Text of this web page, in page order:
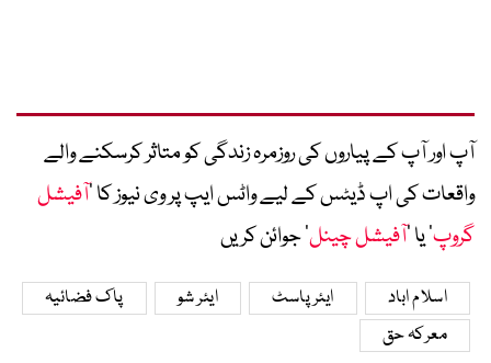
آپ اور آپ کے پیاروں کی روزمرہ زندگی کو متاثر کرسکنے والے
واقعات کی اپ ڈیٹس کے لیے واٹس ایپ پر وی نیوز کا ’آفیشل
گروپ‘ یا ’آفیشل چینل‘ جوائن کریں
اسلام اباد ایئر پاسٹ ایئر شو
پاک فضائیہ
معرکہ حق